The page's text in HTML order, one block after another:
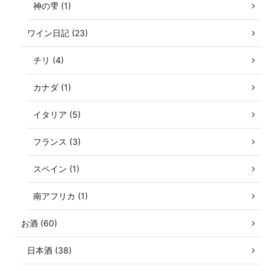
神の雫 (1)
ワイン日記 (23)
チリ (4)
カナダ (1)
イタリア (5)
フランス (3)
スペイン (1)
南アフリカ (1)
お酒 (60)
日本酒 (38)